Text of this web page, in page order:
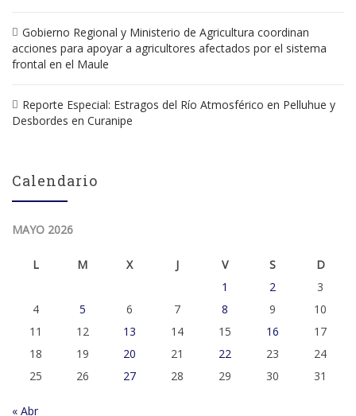
Gobierno Regional y Ministerio de Agricultura coordinan
acciones para apoyar a agricultores afectados por el sistema
frontal en el Maule
Reporte Especial: Estragos del Río Atmosférico en Pelluhue y
Desbordes en Curanipe
Calendario
MAYO 2026
L M X J V S
D
1
2
3
4
5 6 7 8 9
10
11
12 13 14 15 16
17
18
19 20 21 22 23
24
25
26 27 28 29 30 31
« Abr